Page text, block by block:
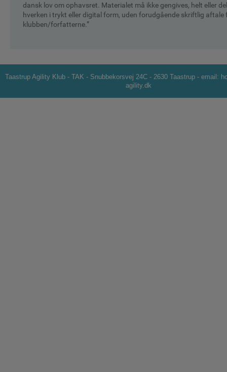
dansk lov om ophavsret. Materialet må ikke gengives, helt eller
hverken i trykt eller digital form, uden forudgående skriftlig aftale
klubben/forfatterne.”
Taastrup Agility Klub - TAK - Snubbekorsvej 24C - 2630 Taastrup - email:
agility.dk